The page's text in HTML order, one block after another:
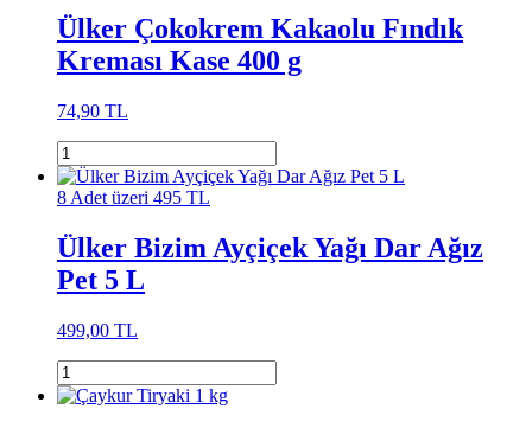
Ülker Çokokrem Kakaolu Fındık
Kreması Kase 400 g
74,90 TL
8 Adet üzeri 495 TL
Ülker Bizim Ayçiçek Yağı Dar Ağız
Pet 5 L
499,00 TL